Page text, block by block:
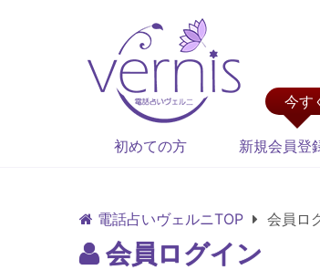
今す
初めての方 新規会員登
電話占いヴェルニTOP 会員ロ
会員ログイン